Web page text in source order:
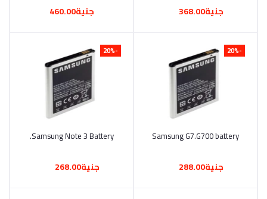
جنية368.00 جنية460.00
-20%
أضف إلى السلة
Samsung G7.G700 battery
جنية288.00
-20%
أضف إلى السلة
Samsung Note 3 Battery.
جنية268.00